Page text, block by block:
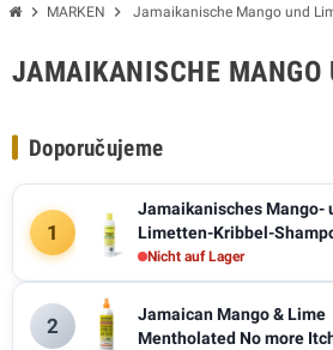
chevron_right MARKEN chevron_right Jamaikanische Mango und
JAMAIKANISCHE MANGO
Doporučujeme
1
Jamaikanisches Mango-
Limetten-Kribbel-
Nicht auf Lager
2
Jamaican Mango & Lime
Mentholated No more